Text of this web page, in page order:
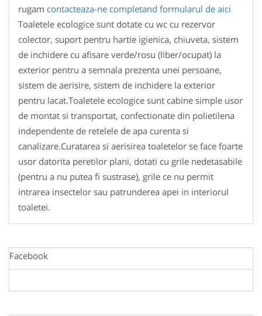
rugam contacteaza-ne completand formularul de aici
Toaletele ecologice sunt dotate cu wc cu rezervor
colector, suport pentru hartie igienica, chiuveta, sistem
de inchidere cu afisare verde/rosu (liber/ocupat) la
exterior pentru a semnala prezenta unei persoane,
sistem de aerisire, sistem de inchidere la exterior
pentru lacat.Toaletele ecologice sunt cabine simple usor
de montat si transportat, confectionate din polietilena
independente de retelele de apa curenta si
canalizare.Curatarea si aerisirea toaletelor se face foarte
usor datorita peretilor plani, dotati cu grile nedetasabile
(pentru a nu putea fi sustrase), grile ce nu permit
intrarea insectelor sau patrunderea apei in interiorul
toaletei.
Facebook